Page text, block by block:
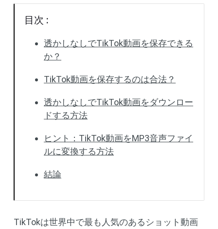
目次 :
透かしなしでTikTok動画を保存できる
か？
TikTok動画を保存するのは合法？
透かしなしでTikTok動画をダウンロー
ドする方法
ヒント：TikTok動画をMP3音声ファイ
ルに変換する方法
結論
TikTokは世界中で最も人気のあるショット動画